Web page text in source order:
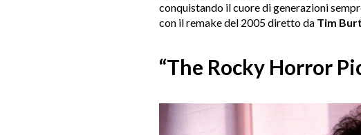
conquistando il cuore di generazioni
con il remake del 2005 diretto da Tim
“The Rocky Horror